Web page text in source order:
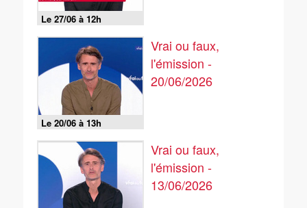
Le 27/06 à 12h
Le 20/06 à 13h
Vrai ou faux,
l'émission -
20/06/2026
Vrai ou faux,
l'émission -
13/06/2026